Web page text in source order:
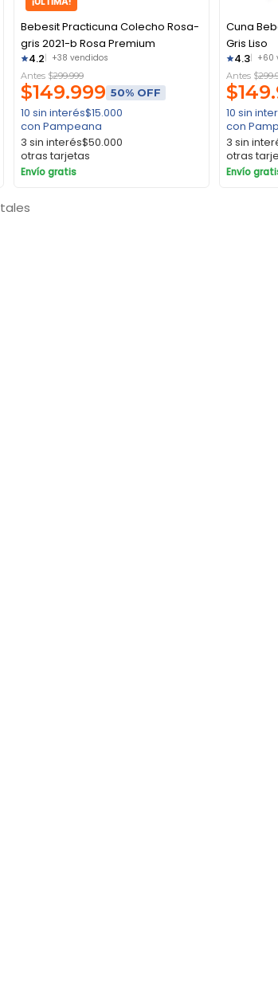
Bebesit Practicuna Colecho Rosa-
gris 2021-b Rosa Premium
4.2
+38 vendidos
Antes $299.999
$149.999 50% OFF
10 sin interés$15.000
con Pampeana
3 sin interés$50.000
otras tarjetas
Envío gratis
Cuna
Gris Liso
4.3
+60
Antes $
$
10 sin
con
3 sin
otras
Envío